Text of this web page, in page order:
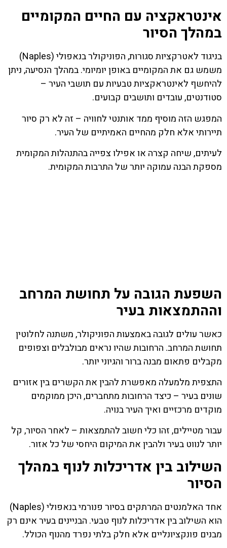
אינטראקציה עם החיים המקומיים
במהלך הסיור
בניגוד לאטרקציות סגורות, הפוניקולר בנאפולי (Naples)
משמש גם את המקומיים באופן יומיומי. במהלך הנסיעה, ניתן
להיחשף לאינטראקציות טבעיות עם תושבי העיר –
סטודנטים, עובדים ותושבים קבועים.
המפגש הזה מוסיף ממד אותנטי לחוויה – זה לא רק סיור
תיירותי אלא חלק מהחיים האמיתיים של העיר.
לעיתים, שיחה קצרה או אפילו צפייה בהתנהלות המקומית
מספקת הבנה עמוקה יותר של התרבות המקומית.
השפעת הגובה על תחושת המרחב
וההתמצאות בעיר
כאשר עולים לגובה באמצעות הפוניקולר, משתנה לחלוטין
תחושת המרחב. הרחובות שהיו נראים מבולבלים וצפופים
מקבלים פתאום מבנה ברור והגיוני יותר.
התצפית מלמעלה מאפשרת להבין את הקשרים בין אזורים
שונים בעיר – כיצד הרחובות מתחברים, היכן ממוקמים
מוקדים מרכזיים ואיך העיר בנויה.
עבור מטיילים, זהו כלי חשוב להתמצאות – לאחר הסיור, קל
יותר לנווט בעיר ולהבין את המיקום היחסי של כל אזור.
השילוב בין אדריכלות לנוף במהלך
הסיור
אחד האלמנטים המרתקים בסיור פנורמי בנאפולי (Naples)
הוא השילוב בין אדריכלות לנוף טבעי. הבניינים בעיר אינם רק
מבנים פונקציונליים אלא חלק בלתי נפרד מהנוף הכולל.